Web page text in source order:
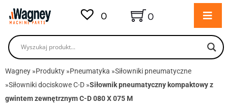
0 0
Wagney »Produkty »Pneumatyka »Siłowniki pneumatyczne
»Siłowniki dociskowe C-D »Siłownik pneumatyczny kompaktowy z
gwintem zewnętrznym C-D 080 X 075 M